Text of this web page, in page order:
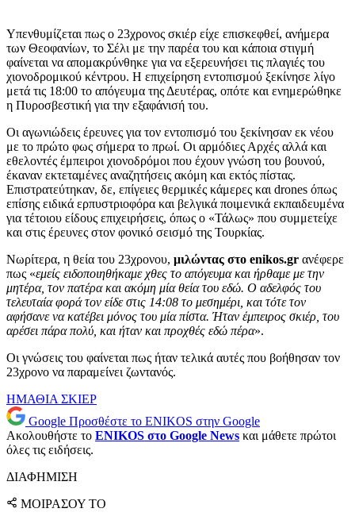
Υπενθυμίζεται πως ο 23χρονος σκιέρ είχε επισκεφθεί, ανήμερα
των Θεοφανίων, το Σέλι με την παρέα του και κάποια στιγμή
φαίνεται να απομακρύνθηκε για να εξερευνήσει τις πλαγιές του
χιονοδρομικού κέντρου. Η επιχείρηση εντοπισμού ξεκίνησε λίγο
μετά τις 18:00 το απόγευμα της Δευτέρας, οπότε και ενημερώθηκε
η Πυροσβεστική για την εξαφάνισή του.
Οι αγωνιώδεις έρευνες για τον εντοπισμό του ξεκίνησαν εκ νέου
με το πρώτο φως σήμερα το πρωί. Οι αρμόδιες Αρχές αλλά και
εθελοντές έμπειροι χιονοδρόμοι που έχουν γνώση του βουνού,
έκαναν εκτεταμένες αναζητήσεις ακόμη και εκτός πίστας.
Επιστρατεύτηκαν, δε, επίγειες θερμικές κάμερες και drones όπως
επίσης ειδικά ερπυστριοφόρα και βελγικά ποιμενικά εκπαιδευμένα
για τέτοιου είδους επιχειρήσεις, όπως ο «Τάλως» που συμμετείχε
και στις έρευνες στον φονικό σεισμό της Τουρκίας.
Νωρίτερα, η θεία του 23χρονου, μιλώντας στο enikos.gr ανέφερε
πως «εμείς ειδοποιηθήκαμε χθες το απόγευμα και ήρθαμε με την
μητέρα, τον πατέρα και ακόμη μία θεία του εδώ. Ο αδελφός του
τελευταία φορά τον είδε στις 14:08 το μεσημέρι, και τότε τον
αφήσανε να κατέβει μόνος του μία πίστα. Ήταν έμπειρος σκιέρ, του
αρέσει πάρα πολύ, και ήταν και προχθές εδώ πέρα».
Οι γνώσεις του φαίνεται πως ήταν τελικά αυτές που βοήθησαν τον
23χρονο να παραμείνει ζωντανός.
ΗΜΑΘΙΑ ΣΚΙΕΡ
Google Προσθέστε το ENIKOS στην Google
Ακολουθήστε το ENIKOS στο Google News και μάθετε πρώτοι
όλες τις ειδήσεις.
ΔΙΑΦΗΜΙΣΗ
ΜΟΙΡΑΣΟΥ ΤΟ